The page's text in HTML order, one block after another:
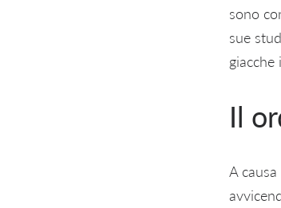
sono
sue
giacche
Il
A